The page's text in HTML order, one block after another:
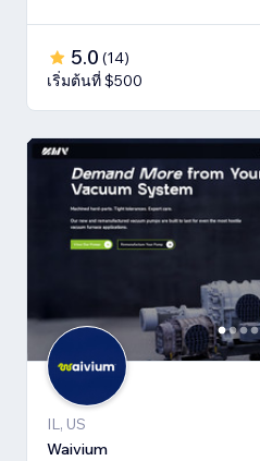
5.0 (14)
เริ่มต้นที่ $500
IL, US
Waivium